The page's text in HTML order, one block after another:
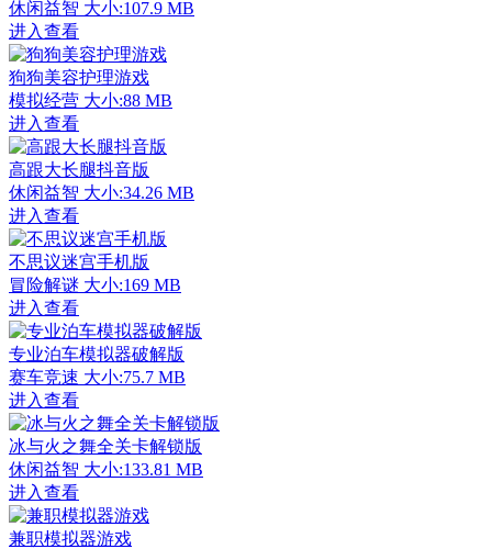
休闲益智 大小:107.9 MB
进入查看
狗狗美容护理游戏
模拟经营 大小:88 MB
进入查看
高跟大长腿抖音版
休闲益智 大小:34.26 MB
进入查看
不思议迷宫手机版
冒险解谜 大小:169 MB
进入查看
专业泊车模拟器破解版
赛车竞速 大小:75.7 MB
进入查看
冰与火之舞全关卡解锁版
休闲益智 大小:133.81 MB
进入查看
兼职模拟器游戏